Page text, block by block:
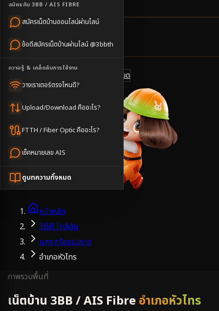
สมัครกับ 3BB / AIS FIBRE
สมัครเน็ตบ้านออนไลน์ผ่านไลน์
ข้อดีสมัครเน็ตบ้านผ่านไลน์ @3bbth
ความรู้ & เคล็ดลับการใช้งาน
วางเราเตอร์ตรงไหนดี?
Upload/Download คืออะไร?
FTTH / Fiber Optic คืออะไร?
เช็คหมายเลข AIS
ดูบทความทั้งหมด
500บาท/เดือน
ราคาเริ่มต้น
ดูแพ็กเกจทั้งหมด
หน้าหลัก
3BB ใกล้ฉัน
นครศรีธรรมราช
อำเภอหัวไทร
ภาพรวมพื้นที่
เน็ตบ้าน 3BB / AIS Fibre อำเภอหัวไทร